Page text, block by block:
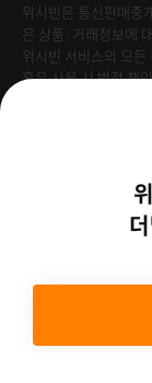
위시빈은 통신판매중
은 상품·거래정보에
위시빈 서비스의 모
혹은 사용 시 법적 책
Venture Enterprise